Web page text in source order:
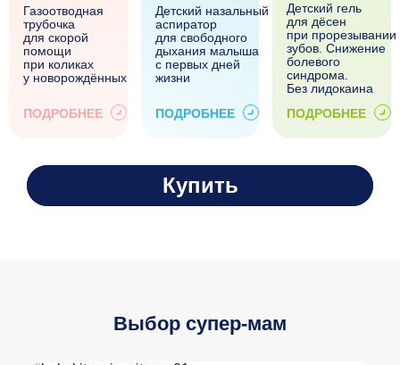
Детский гель
для дёсен
при прорезывании
зубов. Снижение
болевого
синдрома.
Без лидокаина
ПОДРОБНЕЕ
Газоотводная
трубочка
для скорой
помощи
при коликах
у новорождённых
ПОДРОБНЕЕ
Детский назальный
аспиратор
для свободного
дыхания малыша
с первых дней
жизни
ПОДРОБНЕЕ
Купить
Выбор супер-мам